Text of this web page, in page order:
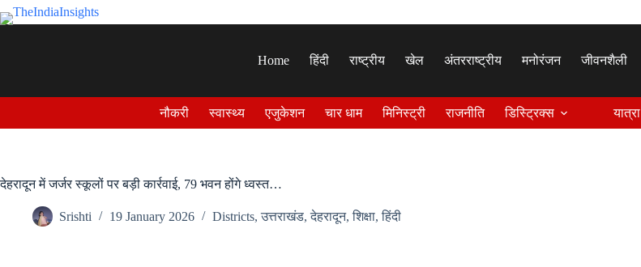
Skip
to
Home
हिंदी राष्ट्रीय खेल अंतरराष्ट्रीय मनोरंजन जीवनशैली
नौकरी स्वास्थ्य एजुकेशन चार धाम मिनिस्ट्री राजनीति डिस्ट्रिक्स यात्रा
देहरादून में जर्जर स्कूलों पर बड़ी कार्रवाई, 79 भवन होंगे ध्वस्त…
Srishti 19 January 2026 Districts,उत्तराखंड,देहरादून,शिक्षा,हिंदी